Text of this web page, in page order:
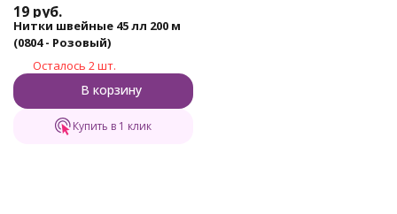
19 руб.
Нитки швейные 45 лл 200 м
(0804 - Розовый)
Осталось 2 шт.
В корзину
Купить в 1 клик